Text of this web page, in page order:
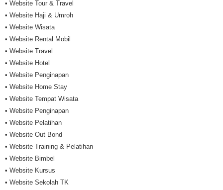
• Website Tour & Travel
• Website Haji & Umroh
• Website Wisata
• Website Rental Mobil
• Website Travel
• Website Hotel
• Website Penginapan
• Website Home Stay
• Website Tempat Wisata
• Website Penginapan
• Website Pelatihan
• Website Out Bond
• Website Training & Pelatihan
• Website Bimbel
• Website Kursus
• Website Sekolah TK